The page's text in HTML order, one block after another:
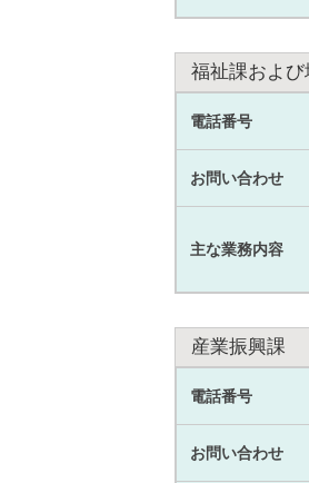
福祉課およ
電話番号
お問い合わせ
主な業務内容
産業振興課
電話番号
お問い合わせ